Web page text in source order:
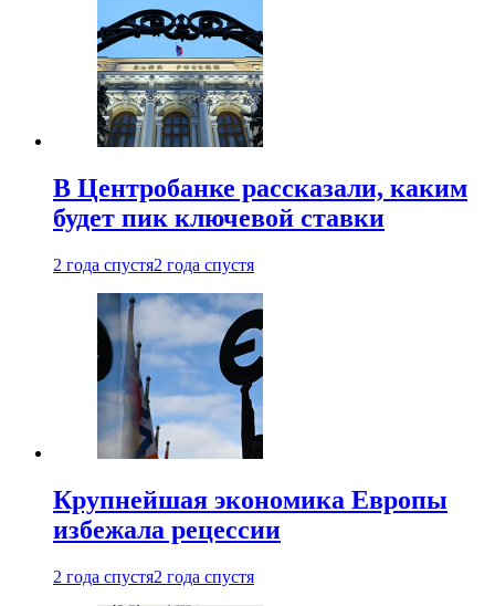
В Центробанке рассказали, каким
будет пик ключевой ставки
2 года спустя2 года спустя
Крупнейшая экономика Европы
избежала рецессии
2 года спустя2 года спустя